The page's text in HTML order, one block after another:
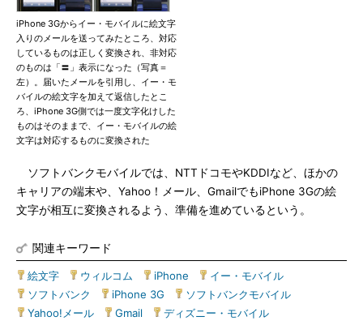
iPhone 3Gからイー・モバイルに絵文字
入りのメールを送ってみたところ、対応
しているものは正しく変換され、非対応
のものは「〓」表示になった（写真＝
左）。届いたメールを引用し、イー・モ
バイルの絵文字を加えて返信したとこ
ろ、iPhone 3G側では一度文字化けした
ものはそのままで、イー・モバイルの絵
文字は対応するものに変換された
ソフトバンクモバイルでは、NTTドコモやKDDIなど、ほかの
キャリアの端末や、Yahoo！メール、GmailでもiPhone 3Gの絵
文字が相互に変換されるよう、準備を進めているという。
関連キーワード
絵文字 ウィルコム iPhone イー・モバイル
ソフトバンク
iPhone 3G ソフトバンクモバイル
Yahoo!メール
Gmail ディズニー・モバイル